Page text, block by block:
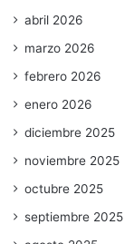
abril 2026
marzo 2026
febrero 2026
enero 2026
diciembre 2025
noviembre 2025
octubre 2025
septiembre 2025